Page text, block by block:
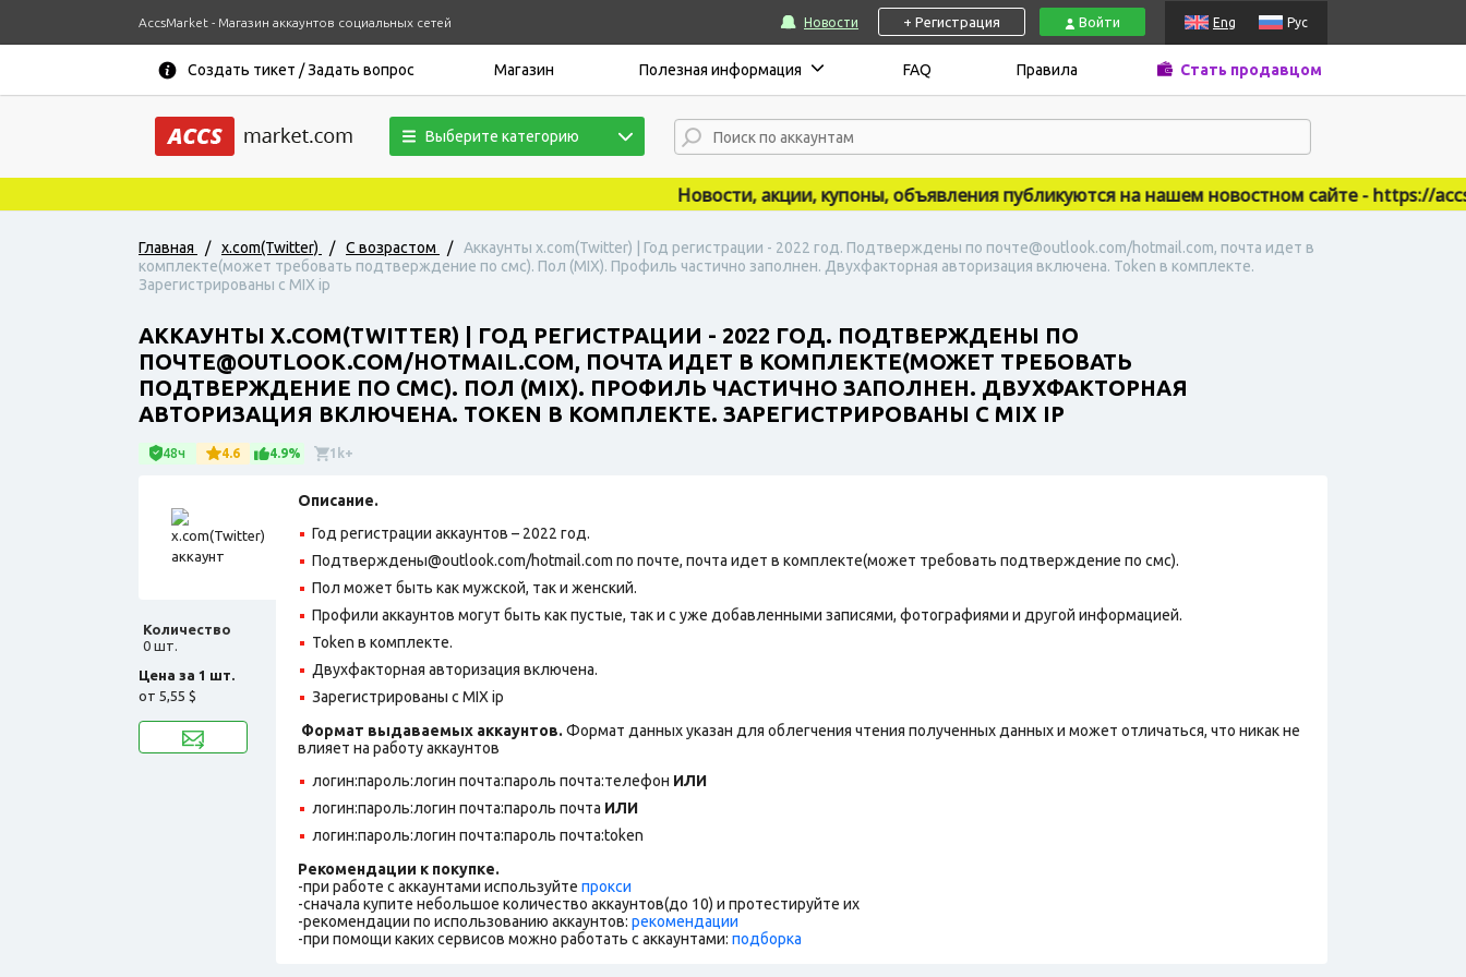
AccsMarket - Магазин аккаунтов социальных сетей Новости + Регистрация Войти Eng Рус
Создать тикет / Задать вопрос Магазин Полезная информация FAQ Правила Стать продавцом
Выберите категорию
Новости, акции, купоны, объявления публикуются на нашем новостном сайте - https://
Главная / x.com(Twitter) / С возрастом /
Аккаунты x.com(Twitter) | Год регистрации - 2022 год. Подтверждены по почте@outlook.com/hotmail.com, почта идет в
комплекте(может требовать подтверждение по смс). Пол (MIX). Профиль частично заполнен. Двухфакторная авторизация включена. Token в комплекте.
Зарегистрированы с MIX ip
АККАУНТЫ X.COM(TWITTER) | ГОД РЕГИСТРАЦИИ - 2022 ГОД. ПОДТВЕРЖДЕНЫ ПО
ПОЧТЕ@OUTLOOK.COM/HOTMAIL.COM, ПОЧТА ИДЕТ В КОМПЛЕКТЕ(МОЖЕТ ТРЕБОВАТЬ
ПОДТВЕРЖДЕНИЕ ПО СМС). ПОЛ (MIX). ПРОФИЛЬ ЧАСТИЧНО ЗАПОЛНЕН. ДВУХФАКТОРНАЯ
АВТОРИЗАЦИЯ ВКЛЮЧЕНА. TOKEN В КОМПЛЕКТЕ. ЗАРЕГИСТРИРОВАНЫ С MIX IP
48ч 4.6 4.9% 1k+
Количество
0 шт.
Цена за 1 шт.
от 5,55 $
Описание.
Год регистрации аккаунтов – 2022 год.
Подтверждены@outlook.com/hotmail.com по почте, почта идет в комплекте(может требовать подтверждение по смс).
Пол может быть как мужской, так и женский.
Профили аккаунтов могут быть как пустые, так и с уже добавленными записями, фотографиями и другой информацией.
Token в комплекте.
Двухфакторная авторизация включена.
Зарегистрированы с MIX ip
Формат выдаваемых аккаунтов. Формат данных указан для облегчения чтения полученных данных и может отличаться, что никак не
влияет на работу аккаунтов
логин:пароль:логин почта:пароль почта:телефон ИЛИ
логин:пароль:логин почта:пароль почта ИЛИ
логин:пароль:логин почта:пароль почта:token
Рекомендации к покупке.
-при работе с аккаунтами используйте прокси
-сначала купите небольшое количество аккаунтов(до 10) и протестируйте их
-рекомендации по использованию аккаунтов: рекомендации
-при помощи каких сервисов можно работать с аккаунтами: подборка